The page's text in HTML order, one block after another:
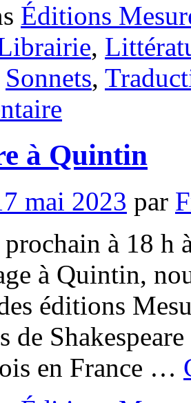
Éditions
,
Sonnets,
à Quintin
mai 2023 par
prochain à 18
à Quintin,
éditions
de
en France …